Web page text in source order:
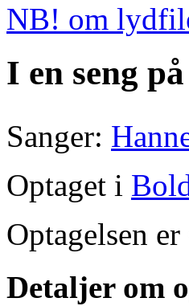
NB! om
I en seng
Sanger:
Optaget i
Optagelsen
Detaljer om